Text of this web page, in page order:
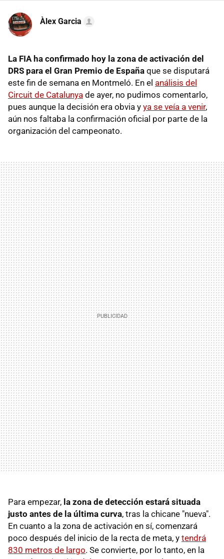
Àlex Garcia
La FIA ha confirmado hoy la zona de activación del
DRS para el Gran Premio de España que se disputará
este fin de semana en Montmeló. En el análisis del
Circuit de Catalunya de ayer, no pudimos comentarlo,
pues aunque la decisión era obvia y ya se veía a venir,
aún nos faltaba la confirmación oficial por parte de la
organización del campeonato.
Para empezar, la zona de detección estará situada
justo antes de la última curva, tras la chicane "nueva".
En cuanto a la zona de activación en sí, comenzará
poco después del inicio de la recta de meta, y tendrá
830 metros de largo. Se convierte, por lo tanto, en la